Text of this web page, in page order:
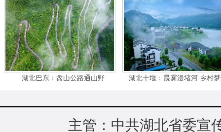
湖北巴东：盘山公路通山野 湖北十堰：晨雾漫堵河 乡村
主管：中共湖北省委宣